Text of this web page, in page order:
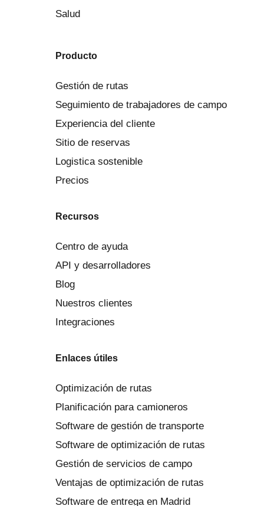
Salud
Producto
Gestión de rutas
Seguimiento de trabajadores de campo
Experiencia del cliente
Sitio de reservas
Logistica sostenible
Precios
Recursos
Centro de ayuda
API y desarrolladores
Blog
Nuestros clientes
Integraciones
Enlaces útiles
Optimización de rutas
Planificación para camioneros
Software de gestión de transporte
Software de optimización de rutas
Gestión de servicios de campo
Ventajas de optimización de rutas
Software de entrega en Madrid